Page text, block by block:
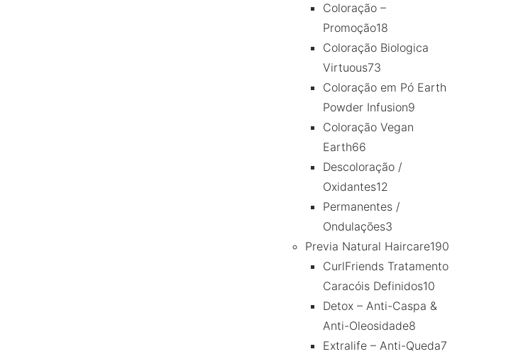
Coloração –
Promoção18
Coloração Biologica
Virtuous73
Coloração em Pó Earth
Powder Infusion9
Coloração Vegan
Earth66
Descoloração /
Oxidantes12
Permanentes /
Ondulações3
Previa Natural Haircare190
CurlFriends Tratamento
Caracóis Definidos10
Detox – Anti-Caspa &
Anti-Oleosidade8
Extralife – Anti-Queda7